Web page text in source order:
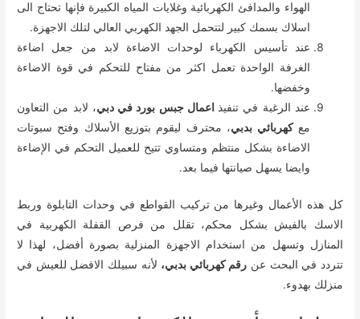
الهواء والمدافئ الكهربائية وغلايات المياه الكبيرة فإنها تحتاج الى
اسلاك بسمك كبير لتتحمل الجهد الكهربي العالي لتلك الاجهزة.
عند تأسيس الكهرباء لوحدات الاضاءة لابد من جعل اضاءة
الغرفة الواحدة تعمل اكثر من مفتاح للتحكم في قوة الاضاءة
وخفضها.
عند الرغبة في تنفيذ
اعمال جبس بورد في دبي، لابد من التعاون
معكهربائي بدبي، محترف ليقوم بتوزيع الأسلاك وفتح سبوتات
الاضاءة بشكل منتظم ومتساوي تتيح للعميل التحكم في الإضاءة
وايضا يسهل صيانتها فيما بعد.
كل هذه الأعمال وغيرها من تركيب القواطع في وحدات التابلوة وربط
الاسك بالفيش بشكل محكم، تقلل من فرص القفلة الكهربية في
المنازل وتسهل من استخدام الاجهزة المنزلية بصورة أفضل، لهذا لا
تتردد في البحث عن رقم كهربائي بدبي، لأنه سبيلك الافضل للعيش في
منزلك بهدوء.